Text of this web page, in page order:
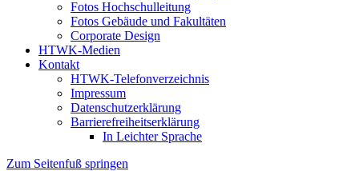
Fotos Hochschulleitung
Fotos Gebäude und Fakultäten
Corporate Design
HTWK-Medien
Kontakt
HTWK-Telefonverzeichnis
Impressum
Datenschutzerklärung
Barrierefreiheitserklärung
In Leichter Sprache
Zum Seitenfuß springen